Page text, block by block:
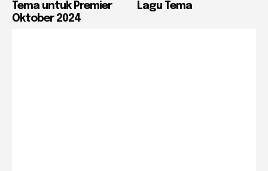
Tema untuk Premier
Oktober 2024
Lagu Tema